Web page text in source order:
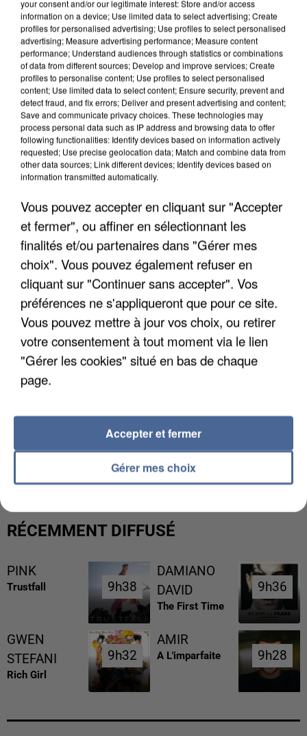
L’UN DES FONDATEURS SUPPOSÉS DE LA DZ
UN SECOND CADRE DE LA DZ MAFIA
INTERPELLÉ EN ALGÉRIE
RÉCEMMENT DIFFUSÉ
PINK
Trustfall 9h38
9h38
DAMIANO
DAVID
The First Time
9h36
9h36
GWEN
STEFANI
Rich Girl
9h32
9h32
AMIR
A L'imparfaite 9h28
9h28
your consent and/or our legitimate interest: Store and/or access
information on a device; Use limited data to select advertising; Create
profiles for personalised advertising; Use profiles to select personalised
advertising; Measure advertising performance; Measure content
performance; Understand audiences through statistics or combinations
of data from different sources; Develop and improve services; Create
profiles to personalise content; Use profiles to select personalised
content; Use limited data to select content; Ensure security, prevent and
detect fraud, and fix errors; Deliver and present advertising and content;
Save and communicate privacy choices. These technologies may
process personal data such as IP address and browsing data to offer
following functionalities: Identify devices based on information actively
requested; Use precise geolocation data; Match and combine data from
other data sources; Link different devices; Identify devices based on
information transmitted automatically.
Vous pouvez accepter en cliquant sur "Accepter
et fermer", ou affiner en sélectionnant les
finalités et/ou partenaires dans "Gérer mes
choix". Vous pouvez également refuser en
cliquant sur "Continuer sans accepter". Vos
préférences ne s'appliqueront que pour ce site.
Vous pouvez mettre à jour vos choix, ou retirer
votre consentement à tout moment via le lien
"Gérer les cookies" situé en bas de chaque
page.
Gérer mes choix
Accepter et fermer